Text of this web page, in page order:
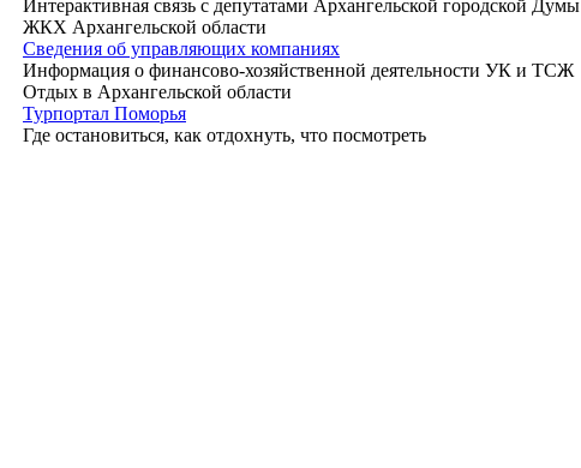
Интерактивная связь с депутатами Архангельской городской Думы
ЖКХ Архангельской области
Сведения об управляющих компаниях
Информация о финансово-хозяйственной деятельности УК и ТСЖ
Отдых в Архангельской области
Турпортал Поморья
Где остановиться, как отдохнуть, что посмотреть